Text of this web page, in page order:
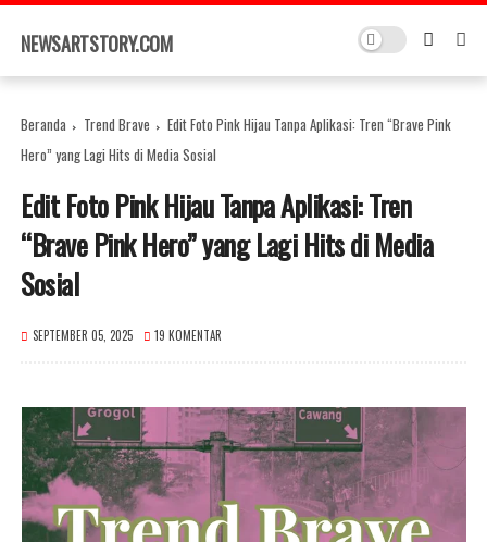
×
NEWSARTSTORY.COM
Beranda Trend Brave
Edit Foto Pink Hijau Tanpa Aplikasi: Tren “Brave Pink
Hero” yang Lagi Hits di Media Sosial
Edit Foto Pink Hijau Tanpa Aplikasi: Tren
“Brave Pink Hero” yang Lagi Hits di Media
Sosial
SEPTEMBER 05, 2025 19 KOMENTAR